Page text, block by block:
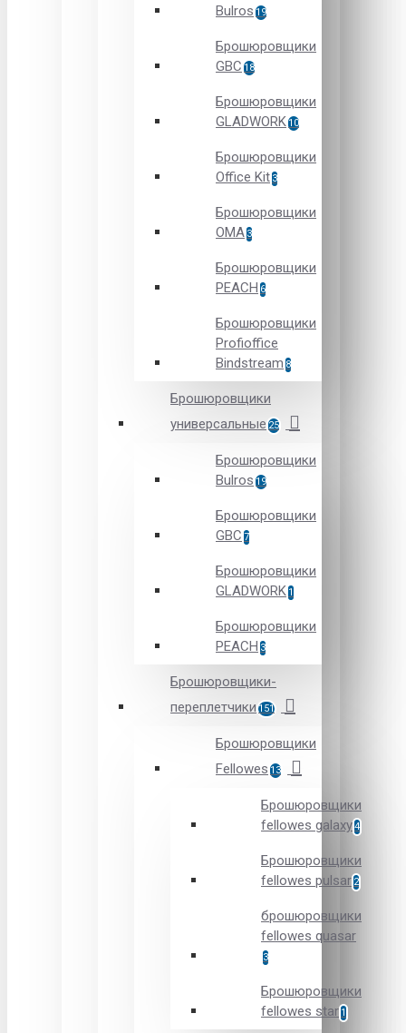
Bulros 19
Брошюровщики
GBC 18
Брошюровщики
GLADWORK10
Брошюровщики
Office Kit 3
Брошюровщики
OMA 3
Брошюровщики
PEACH 6
Брошюровщики
Profioffice
Bindstream 8
Брошюровщики
универсальные 25
Брошюровщики
Bulros 19
Брошюровщики
GBC 7
Брошюровщики
GLADWORK 1
Брошюровщики
PEACH 3
Брошюровщики-
переплетчики 151
Брошюровщики
Fellowes 13
Брошюровщики
fellowes galaxy4
Брошюровщики
fellowes pulsar 2
брошюровщики
fellowes quasar
3
Брошюровщики
fellowes star 1